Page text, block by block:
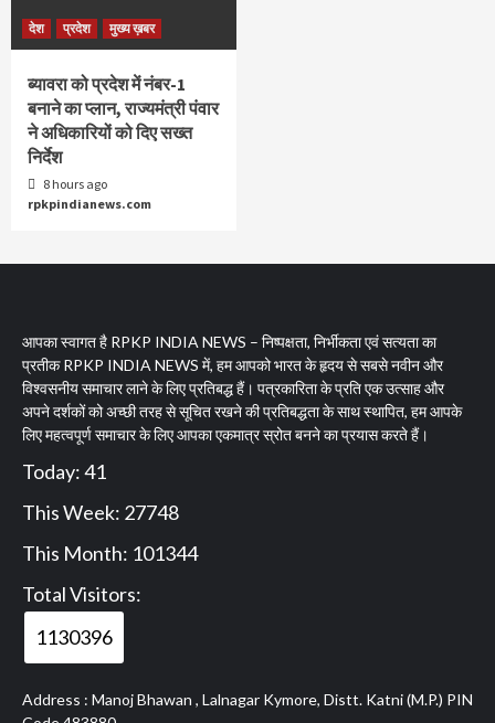
देश प्रदेश मुख्य ख़बर
ब्यावरा को प्रदेश में नंबर-1
बनाने का प्लान, राज्यमंत्री पंवार
ने अधिकारियों को दिए सख्त
निर्देश
8 hours ago
rpkpindianews.com
आपका स्वागत है RPKP INDIA NEWS – निष्पक्षता, निर्भीकता एवं सत्यता का
प्रतीक RPKP INDIA NEWS में, हम आपको भारत के हृदय से सबसे नवीन और
विश्वसनीय समाचार लाने के लिए प्रतिबद्ध हैं। पत्रकारिता के प्रति एक उत्साह और
अपने दर्शकों को अच्छी तरह से सूचित रखने की प्रतिबद्धता के साथ स्थापित, हम आपके
लिए महत्वपूर्ण समाचार के लिए आपका एकमात्र स्रोत बनने का प्रयास करते हैं।
Today: 41
This Week: 27748
This Month: 101344
Total Visitors:
1130396
Address : Manoj Bhawan , Lalnagar Kymore, Distt. Katni (M.P.) PIN